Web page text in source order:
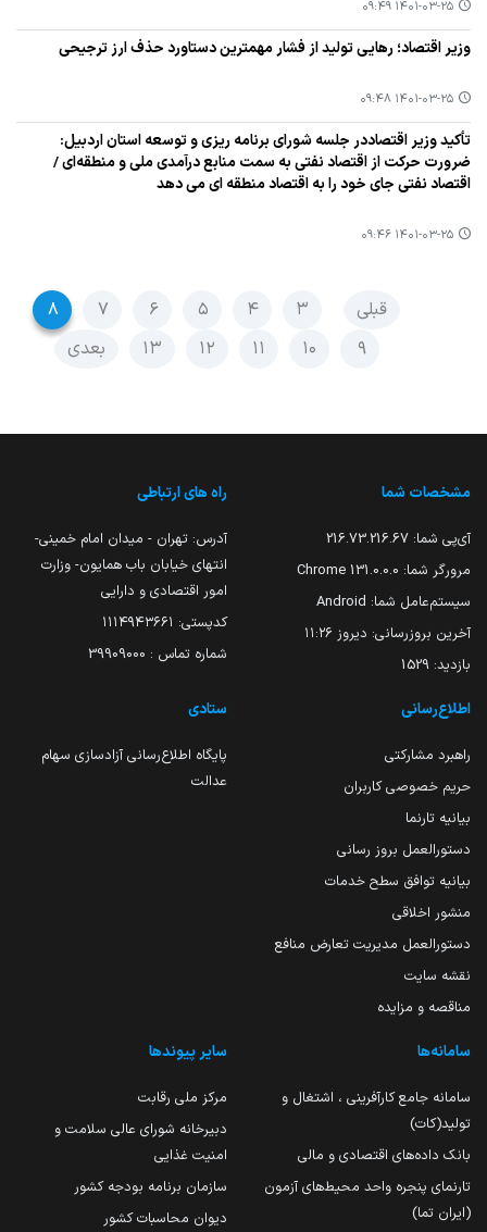
۱۴۰۱-۰۳-۲۵ ۰۹:۴۹
وزیر اقتصاد؛ رهایی تولید از فشار مهمترین دستاورد حذف ارز ترجیحی
۱۴۰۱-۰۳-۲۵ ۰۹:۴۸
تأكید وزیر اقتصاددر جلسه شورای برنامه ریزی و توسعه استان اردبیل:
ضرورت حركت از اقتصاد نفتی به سمت منابع درآمدی ملی و منطقه‌ای /
اقتصاد نفتی جای خود را به اقتصاد منطقه ای می دهد
۱۴۰۱-۰۳-۲۵ ۰۹:۴۶
قبلی ۳ ۴ ۵ ۶ ۷
۸
۹
۱۰ ۱۱ ۱۲ ۱۳ بعدی
مشخصات شما
آی‌پی شما: 216.73.216.67
مرورگر شما: 131.0.0.0 Chrome
سیستم‌عامل شما: Android
آخرین بروزرسانی: دیروز ۱۱:۲۶
بازدید: 1529
راه های ارتباطی
آدرس: تهران - میدان امام خمینی-
انتهای خیابان باب همایون- وزارت
امور اقتصادی و دارایی
کدپستی: ۱۱۱۴۹۴۳۶۶۱
شماره تماس : 39909000
اطلاع‌رسانی
راهبرد مشارکتی
حریم خصوصی کاربران
بیانیه تارنما
دستورالعمل بروز رسانی
بیانیه توافق سطح خدمات
منشور اخلاقی
دستورالعمل مدیریت تعارض منافع
نقشه سایت
مناقصه و مزایده
ستادی
پایگاه اطلاع‌رسانی آزادسازی سهام
عدالت
سامانه‌ها
سامانه جامع کارآفرینی ، اشتغال و
تولید(کات)
بانک داده‌های اقتصادی و مالی
تارنمای پنجره واحد محیط‌های آزمون
(ایران تما)
سایر پیوندها
مرکز ملی رقابت
دبیرخانه شورای عالی سلامت و
امنیت غذایی
سازمان برنامه بودجه کشور
دیوان محاسبات کشور